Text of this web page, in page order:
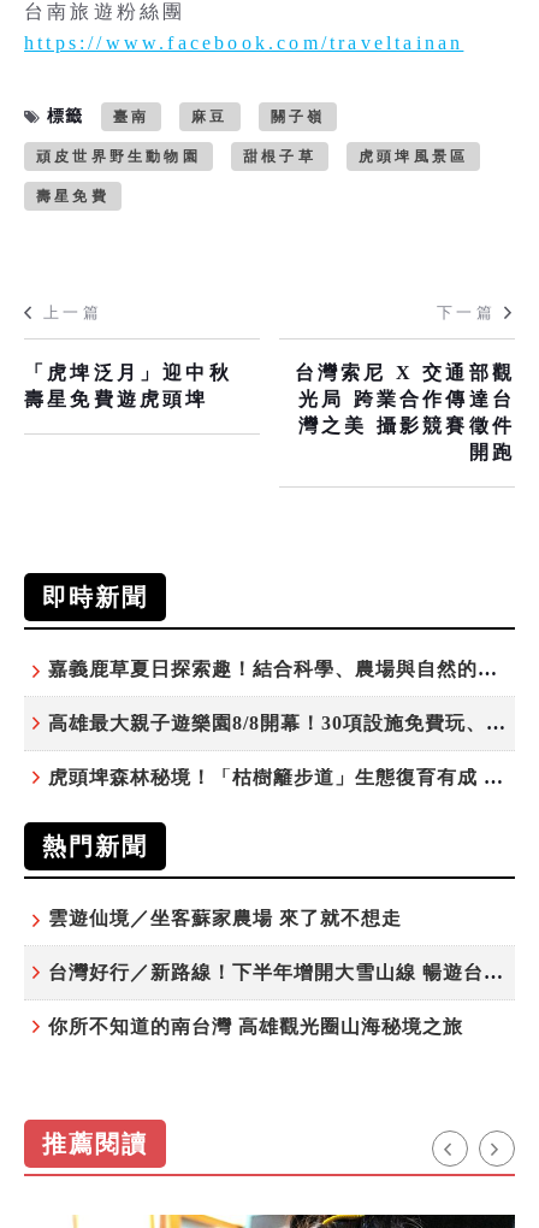
台南旅遊粉絲團
https://www.facebook.com/traveltainan
標籤 臺南 麻豆 關子嶺
頑皮世界野生動物園 甜根子草 虎頭埤風景區
壽星免費
上一篇
「虎埤泛月」迎中秋
壽星免費遊虎頭埤
下一篇
台灣索尼 X 交通部觀
光局 跨業合作傳達台
灣之美 攝影競賽徵件
開跑
即時新聞
嘉義鹿草夏日探索趣！結合科學、農場與自然的親子小旅行
高雄最大親子遊樂園8/8開幕！30項設施免費玩、YOYO家族嗨翻暑假
虎頭埤森林秘境！「枯樹籬步道」生態復育有成 走進大自然生命教室
熱門新聞
雲遊仙境／坐客蘇家農場 來了就不想走
台灣好行／新路線！下半年增開大雪山線 暢遊台中更便利
你所不知道的南台灣 高雄觀光圈山海秘境之旅
推薦閱讀